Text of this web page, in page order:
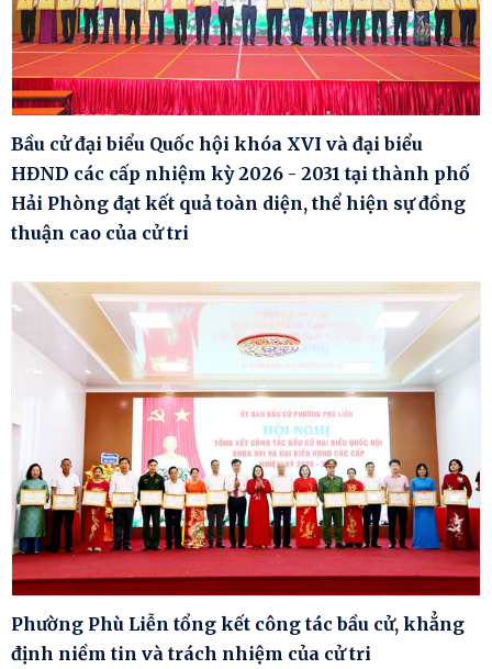
Bầu cử đại biểu Quốc hội khóa XVI và đại biểu
HĐND các cấp nhiệm kỳ 2026 - 2031 tại thành phố
Hải Phòng đạt kết quả toàn diện, thể hiện sự đồng
thuận cao của cử tri
Phường Phù Liễn tổng kết công tác bầu cử, khẳng
định niềm tin và trách nhiệm của cử tri